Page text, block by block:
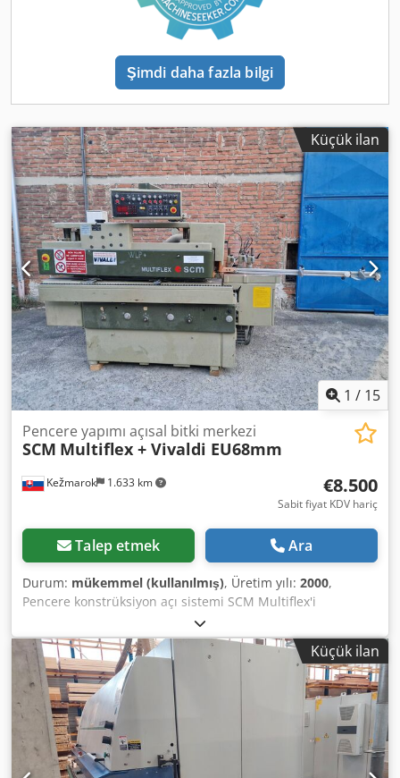
150 mm, 3-position axial cycle, 2-position radial cycle, 3 kW
motor Saw and grooving spindle on the right side, 3 kW
motor Hardware spindle 40 x 150 mm, 3 kW motor
Adjustable feed 6-12 m/min, 1.1 kW motor 4-position
counter changer Electronic length stop 3600 mm
parts package Laminated fabric tables (for sanded
surfaces) Left-side pressure guide, max. wood width
difference 100 mm Machine is in very good technical and
visual condition
Şimdi daha fazla bilgi
Küçük ilan
1 / 15
Kežmarok 1.633 km
Pencere yapımı açısal bitki merkezi
SCM Multiflex + Vivaldi EU68mm
€8.500
Sabit fiyat KDV hariç
Talep etmek Ara
Durum: mükemmel (kullanılmış), Üretim yılı: 2000,
Pencere konstrüksiyon açı sistemi SCM Multiflex'i
satıyorum. Freze kafaları VIVALDI EU68mm. Kesi + muylu
mili sağ / muylu tarafı. 2 adet profil freze mili + cam liste
kesme testeresi sol / profilleme tarafı Aynısı mevcuttur.
Csdpohw Dfysfx An Horf
Küçük ilan